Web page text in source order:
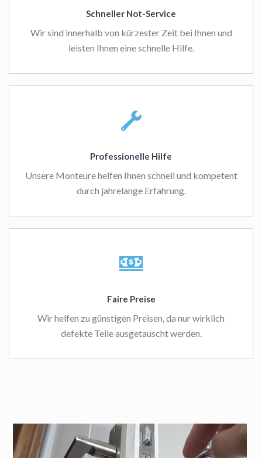
Schneller Not-Service
Wir sind innerhalb von kürzester Zeit bei Ihnen und
leisten Ihnen eine schnelle Hilfe.
Professionelle Hilfe
Unsere Monteure helfen Ihnen schnell und kompetent
durch jahrelange Erfahrung.
Faire Preise
Wir helfen zu günstigen Preisen, da nur wirklich
defekte Teile ausgetauscht werden.